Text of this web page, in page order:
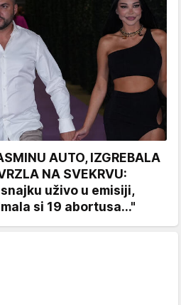
AUTO, IZGREBALA
NA SVEKRVU:
uživo u emisiji,
si 19 abortusa..."